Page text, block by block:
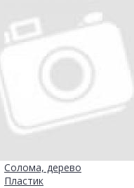
Солома, дерево
Пластик